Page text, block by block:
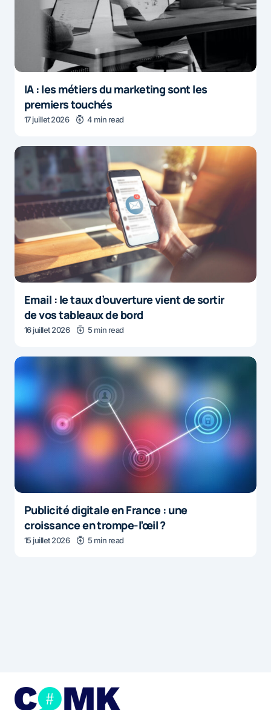
IA : les métiers du marketing sont les
premiers touchés
17 juillet 2026 4 min read
Email : le taux d’ouverture vient de sortir
de vos tableaux de bord
16 juillet 2026 5 min read
Publicité digitale en France : une
croissance en trompe-l’œil ?
15 juillet 2026 5 min read